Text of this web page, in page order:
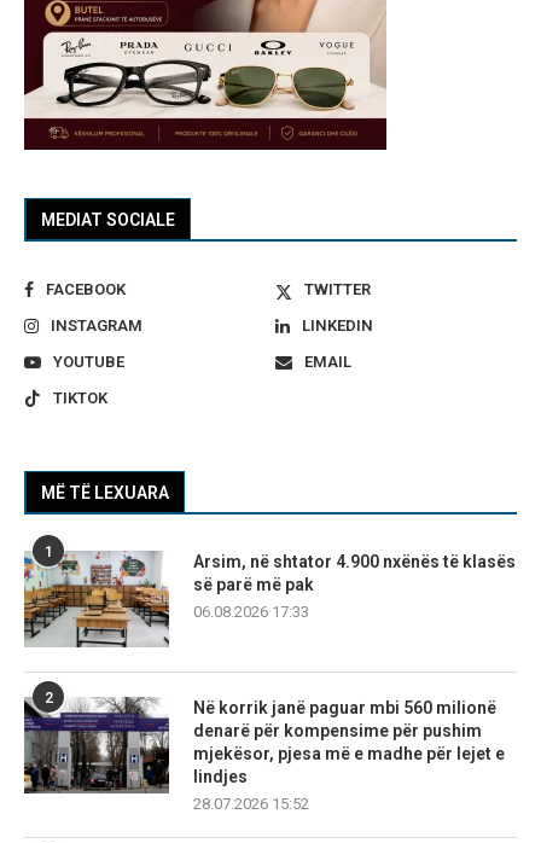
MEDIAT SOCIALE
FACEBOOK
TWITTER
INSTAGRAM
LINKEDIN
YOUTUBE
EMAIL
TIKTOK
MË TË LEXUARA
1
Arsim, në shtator 4.900 nxënës të klasës
së parë më pak
06.08.2026 17:33
2
Në korrik janë paguar mbi 560 milionë
denarë për kompensime për pushim
mjekësor, pjesa më e madhe për lejet e
lindjes
28.07.2026 15:52